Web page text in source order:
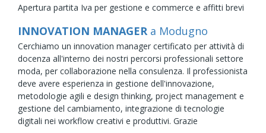
Apertura partita Iva per gestione e commerce e affitti brevi
INNOVATION MANAGER a Modugno
Cerchiamo un innovation manager certificato per attività di
docenza all'interno dei nostri percorsi professionali settore
moda, per collaborazione nella consulenza. Il professionista
deve avere esperienza in gestione dell'innovazione,
metodologie agili e design thinking, project management e
gestione del cambiamento, integrazione di tecnologie
digitali nei workflow creativi e produttivi. Grazie